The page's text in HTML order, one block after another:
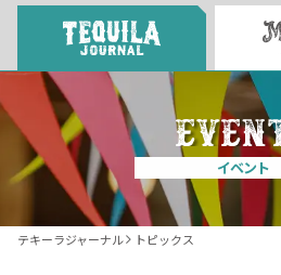
About
テキーラとは
イベント
テキーラジャーナル トピックス